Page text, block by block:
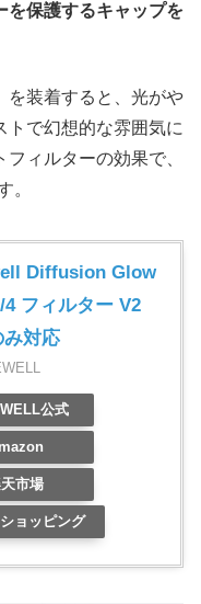
を保護するキャップを
を装着すると、光がや
トで幻想的な雰囲気に
ィルターの効果で、
。
Diffusion Glow
フィルター V2
み対応
公式
市場
ョッピング